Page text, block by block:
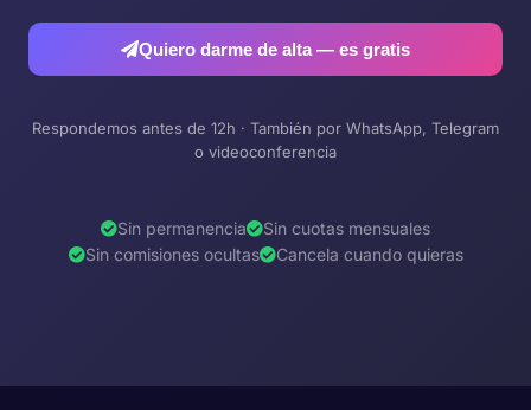
Quiero darme de alta — es gratis
Respondemos antes de 12h · También por WhatsApp, Telegram
o videoconferencia
Sin permanencia
Sin cuotas mensuales
Sin comisiones ocultas
Cancela cuando quieras